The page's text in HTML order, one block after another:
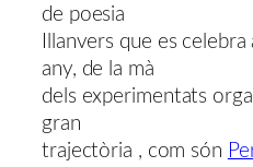
de poesia
Illanvers que es
any, de la mà
dels experimentats
gran
trajectòria , com són